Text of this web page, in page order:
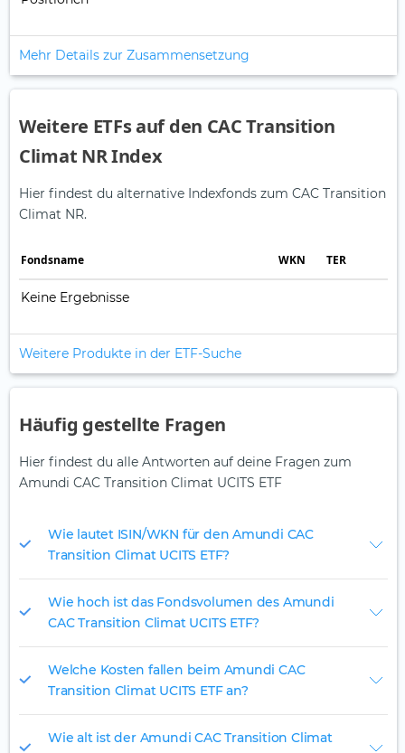
Mehr Details zur Zusammensetzung
Weitere ETFs auf den CAC Transition
Climat NR Index
Hier findest du alternative Indexfonds zum CAC Transition
Climat NR.
Fonds­name WKN TER
Keine Ergebnisse
Weitere Produkte in der ETF-Suche
Häufig gestellte Fragen
Hier findest du alle Antworten auf deine Fragen zum
Amundi CAC Transition Climat UCITS ETF
Wie lautet ISIN/WKN für den Amundi CAC
Transition Climat UCITS ETF?
Wie hoch ist das Fondsvolumen des Amundi
CAC Transition Climat UCITS ETF?
Welche Kosten fallen beim Amundi CAC
Transition Climat UCITS ETF an?
Wie alt ist der Amundi CAC Transition Climat